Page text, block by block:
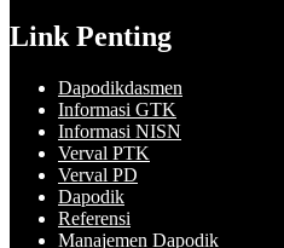
Link Penting
Dapodikdasmen
Informasi GTK
Informasi NISN
Verval PTK
Verval PD
Dapodik
Referensi
Manajemen Dapodik